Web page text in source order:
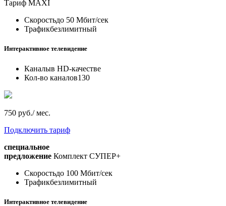
Тариф MAXI
Скоростьдо 50 Мбит/сек
Трафикбезлимитный
Интерактивное телевидение
Каналыв HD-качестве
Кол-во каналов130
750 руб./ мес.
Подключить тариф
специальное
предложение Комплект СУПЕР+
Скоростьдо 100 Мбит/сек
Трафикбезлимитный
Интерактивное телевидение